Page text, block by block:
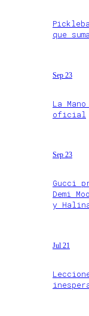
que
Sep 23
La
oficial
Sep 23
Gucci
Demi
y
Jul 21